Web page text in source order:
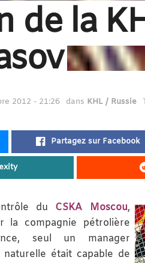
de la
2012 - 21:26 dans KHL / Russie
Partagez sur Facebook
du CSKA Moscou,
la compagnie pétrolière
seul un manager
était capable de